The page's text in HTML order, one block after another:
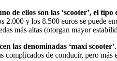
de ellos son las ‘scooter’, el
2.000 y los 8.500 euros se puede
más altas (otorgan mayor
las denominadas ‘maxi scooter’
complicados de conducir, pero más